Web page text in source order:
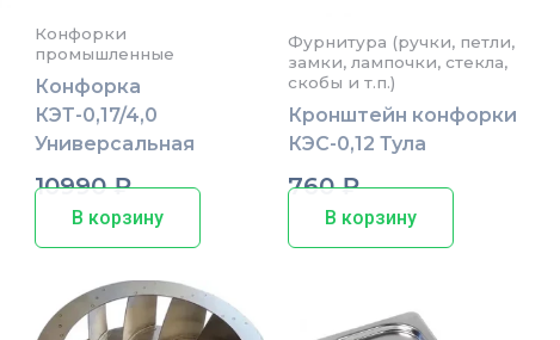
Конфорки
промышленные
Конфорка
КЭТ-0,17/4,0
Универсальная
10990₽
В корзину
Фурнитура (ручки, петли,
замки, лампочки, стекла,
скобы и т.п.)
Кронштейн конфорки
КЭС-0,12 Тула
760₽
В корзину